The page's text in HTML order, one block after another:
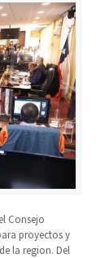
Consejo
proyectos y
la region. Del